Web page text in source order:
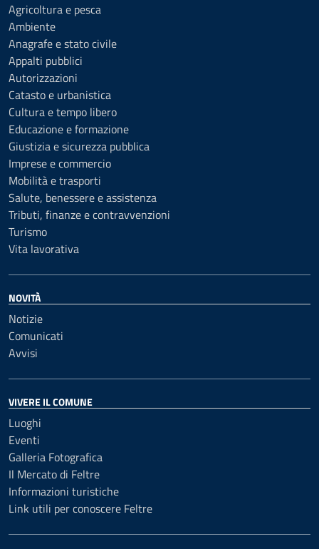
Agricoltura e pesca
Ambiente
Anagrafe e stato civile
Appalti pubblici
Autorizzazioni
Catasto e urbanistica
Cultura e tempo libero
Educazione e formazione
Giustizia e sicurezza pubblica
Imprese e commercio
Mobilità e trasporti
Salute, benessere e assistenza
Tributi, finanze e contravvenzioni
Turismo
Vita lavorativa
NOVITÀ
Notizie
Comunicati
Avvisi
VIVERE IL COMUNE
Luoghi
Eventi
Galleria Fotografica
Il Mercato di Feltre
Informazioni turistiche
Link utili per conoscere Feltre